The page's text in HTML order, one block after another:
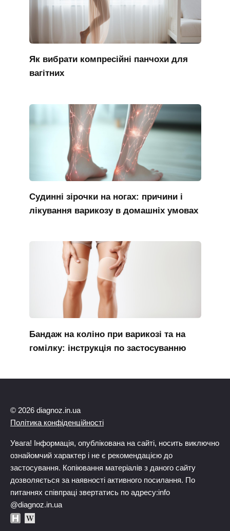
Як вибрати компресійні панчохи для
вагітних
Судинні зірочки на ногах: причини і
лікування варикозу в домашніх умовах
Бандаж на коліно при варикозі та на
гомілку: інструкція по застосуванню
© 2026 diagnoz.in.ua
Політика конфіденційності
Увага! Інформація, опублікована на сайті, носить виключно
ознайомчий характер і не є рекомендацією до
застосування. Копіювання матеріалів з даного сайту
дозволяється за наявності активного посилання. По
питаннях співпраці звертатись по адресу:info
@diagnoz.in.ua